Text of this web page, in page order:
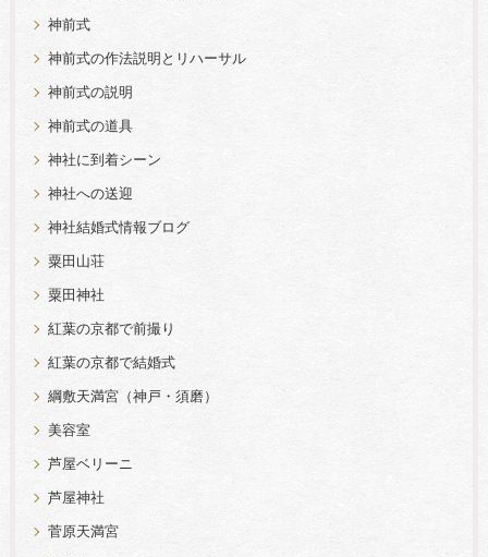
神前式
神前式の作法説明とリハーサル
神前式の説明
神前式の道具
神社に到着シーン
神社への送迎
神社結婚式情報ブログ
粟田山荘
粟田神社
紅葉の京都で前撮り
紅葉の京都で結婚式
綱敷天満宮（神戸・須磨）
美容室
芦屋ベリーニ
芦屋神社
菅原天満宮